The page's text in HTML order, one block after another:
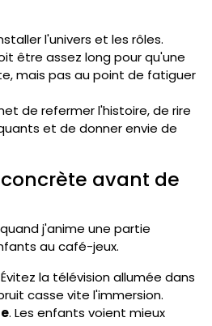
l'univers et les rôles.
être assez long pour qu'une
mais pas au point de fatiguer
de refermer l'histoire, de rire
et de donner envie de
avant de
j'anime une partie
au café-jeux.
la télévision allumée dans
casse vite l'immersion.
. Les enfants voient mieux